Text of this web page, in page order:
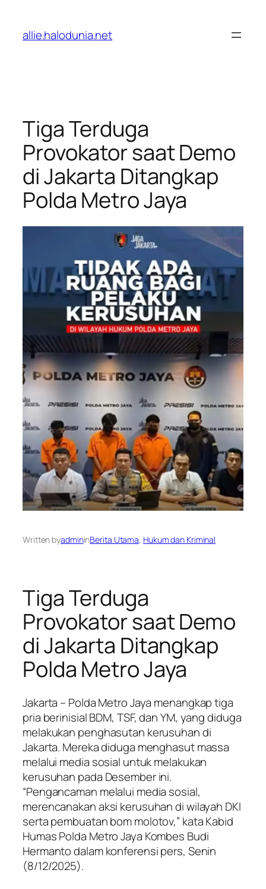
konten
allie.halodunia.net
Tiga Terduga
Provokator saat Demo
di Jakarta Ditangkap
Polda Metro Jaya
Written byadmininBerita Utama, Hukum dan Kriminal
Tiga Terduga
Provokator saat Demo
di Jakarta Ditangkap
Polda Metro Jaya
Jakarta – Polda Metro Jaya menangkap tiga
pria berinisial BDM, TSF, dan YM, yang diduga
melakukan penghasutan kerusuhan di
Jakarta. Mereka diduga menghasut massa
melalui media sosial untuk melakukan
kerusuhan pada Desember ini.
“Pengancaman melalui media sosial,
merencanakan aksi kerusuhan di wilayah DKI
serta pembuatan bom molotov,” kata Kabid
Humas Polda Metro Jaya Kombes Budi
Hermanto dalam konferensi pers, Senin
(8/12/2025).